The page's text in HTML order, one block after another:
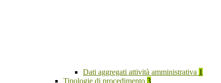
Dati aggregati attività amministrativa 1
Tipologie di procedimento 3